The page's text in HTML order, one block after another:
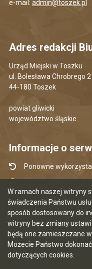
W ramach naszej witryny
świadczenia Państwu
sposób dostosowany do
witryny bez zmiany
będą one zamieszczane
Możecie Państwo
dotyczących cookies.
e-mail: admin@toszek.pl
Adres redakcji
Urząd Miejski w Toszku
ul. Bolesława Chrobrego 2
44-180 Toszek
powiat gliwicki
województwo śląskie
Informacje o
Ponowne
Mapa serwisu
Instrukcja obsługi
Statystyki oglądalności
Ostatnia aktualizacja